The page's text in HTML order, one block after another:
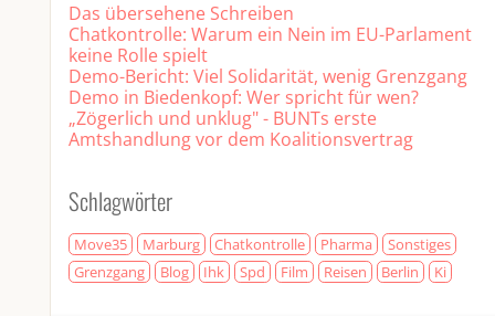
Das übersehene Schreiben
Chatkontrolle: Warum ein Nein im EU-Parlament
keine Rolle spielt
Demo-Bericht: Viel Solidarität, wenig Grenzgang
Demo in Biedenkopf: Wer spricht für wen?
„Zögerlich und unklug" - BUNTs erste
Amtshandlung vor dem Koalitionsvertrag
Schlagwörter
Move35 Marburg Chatkontrolle Pharma
Sonstiges
Grenzgang
Blog Ihk Spd Film Reisen Berlin Ki